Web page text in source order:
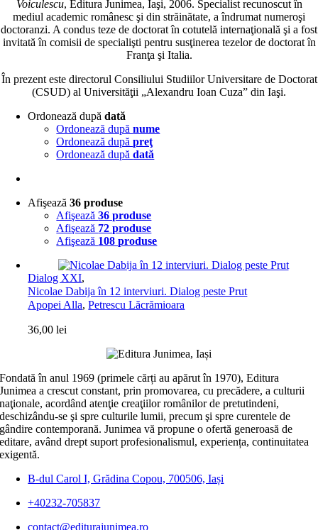
Voiculescu, Editura Junimea, Iaşi, 2006. Specialist recunoscut în
mediul academic românesc şi din străinătate, a îndrumat numeroşi
doctoranzi. A condus teze de doctorat în cotutelă internaţională şi a fost
invitată în comisii de specialişti pentru susţinerea tezelor de doctorat în
Franţa şi Italia.
În prezent este directorul Consiliului Studiilor Universitare de Doctorat
(CSUD) al Universităţii „Alexandru Ioan Cuza” din Iaşi.
Ordonează dupădată
Ordonează dupănume
Ordonează dupăpreţ
Ordonează dupădată
Afişează36 produse
Afişează36 produse
Afişează 72 produse
Afişează 108 produse
Dialog XXI,
Nicolae Dabija în 12 interviuri. Dialog peste Prut
Apopei Alla,Petrescu Lăcrămioara
36,00lei
Fondată în anul 1969 (primele cărți au apărut în 1970), Editura
Junimea a crescut constant, prin promovarea, cu precădere, a culturii
naţionale, acordând atenţie creaţiilor românilor de pretutindeni,
deschizându-se şi spre culturile lumii, precum şi spre curentele de
gândire contemporană. Junimea vă propune o ofertă generoasă de
editare, având drept suport profesionalismul, experiența, continuitatea
exigentă.
B-dul Carol I, Grădina Copou, 700506, Iași
+40232-705837
contact@editurajunimea.ro